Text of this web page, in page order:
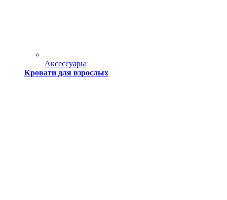
Аксессуары
Кровати для взрослых